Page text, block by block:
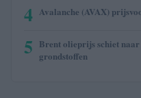
4 Avalanche (AVAX)
5 Brent olieprijs schiet
grondstoffen